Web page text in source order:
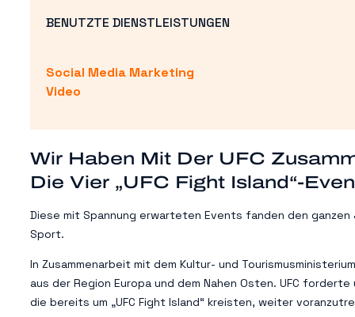
BENUTZTE DIENSTLEISTUNGEN
Social Media Marketing
Video
Wir Haben Mit Der UFC
Die Vier „UFC Fight Island“-
Diese mit Spannung erwarteten Events fanden den
Sport.
In Zusammenarbeit mit dem Kultur- und
aus der Region Europa und dem Nahen Osten. UFC
die bereits um „UFC Fight Island“ kreisten, weiter